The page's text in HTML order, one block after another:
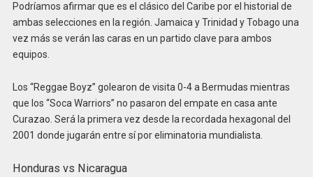
Podríamos afirmar que es el clásico del Caribe por el historial de
ambas selecciones en la región. Jamaica y Trinidad y Tobago una
vez más se verán las caras en un partido clave para ambos
equipos.
Los “Reggae Boyz” golearon de visita 0-4 a Bermudas mientras
que los “Soca Warriors” no pasaron del empate en casa ante
Curazao. Será la primera vez desde la recordada hexagonal del
2001 donde jugarán entre sí por eliminatoria mundialista.
Honduras vs Nicaragua